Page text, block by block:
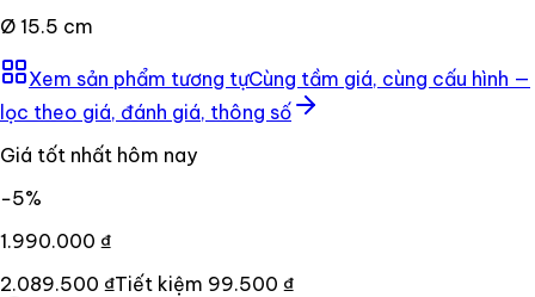
Ø 15.5 cm
Xem sản phẩm tương tựCùng tầm giá, cùng cấu hình —
lọc theo giá, đánh giá, thông số
Giá tốt nhất hôm nay
−5%
1.990.000 ₫
2.089.500 ₫Tiết kiệm 99.500 ₫